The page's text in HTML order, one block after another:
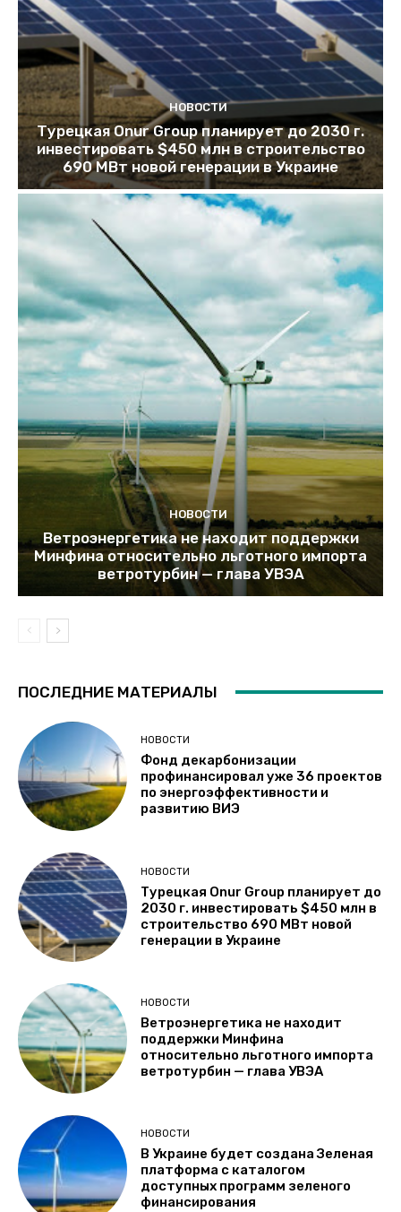
НОВОСТИ
Турецкая Onur Group планирует до 2030 г.
инвестировать $450 млн в строительство
690 МВт новой генерации в Украине
НОВОСТИ
Ветроэнергетика не находит поддержки
Минфина относительно льготного импорта
ветротурбин — глава УВЭА
ПОСЛЕДНИЕ МАТЕРИАЛЫ
НОВОСТИ
Фонд декарбонизации
профинансировал уже 36 проектов
по энергоэффективности и
развитию ВИЭ
НОВОСТИ
Турецкая Onur Group планирует до
2030 г. инвестировать $450 млн в
строительство 690 МВт новой
генерации в Украине
НОВОСТИ
Ветроэнергетика не находит
поддержки Минфина
относительно льготного импорта
ветротурбин — глава УВЭА
НОВОСТИ
В Украине будет создана Зеленая
платформа с каталогом
доступных программ зеленого
финансирования